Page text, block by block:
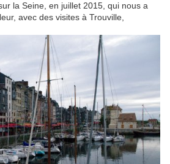
la Seine, en juillet 2015, qui nous a
avec des visites à Trouville,